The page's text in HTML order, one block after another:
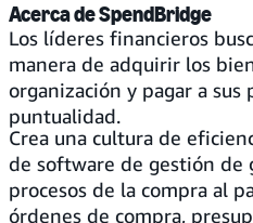
Acerca de SpendBridge
Los líderes financieros
manera de adquirir los
organización y pagar a
puntualidad.
Crea una cultura de
de software de gestión de
procesos de la compra al
órdenes de compra,